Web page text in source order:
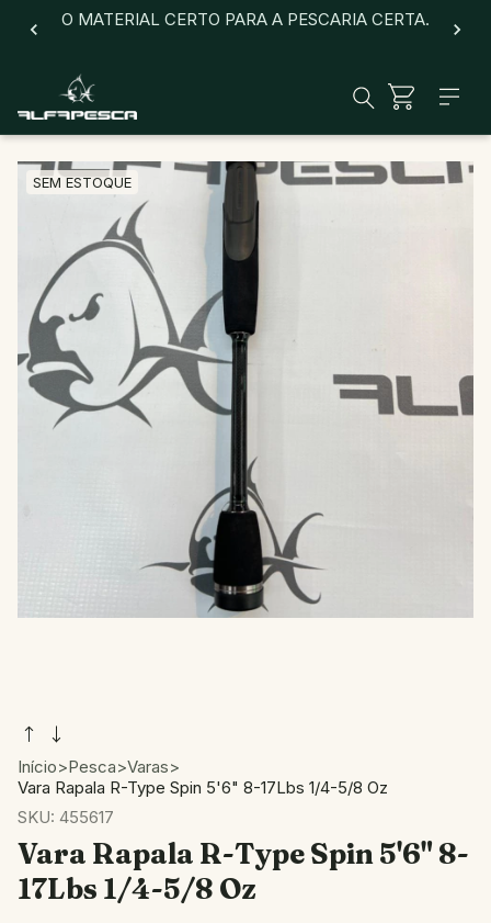
O MATERIAL CERTO PARA A PESCARIA CERTA.
SEM ESTOQUE
Início>Pesca>Varas>
Vara Rapala R-Type Spin 5'6" 8-17Lbs 1/4-5/8 Oz
SKU: 455617
Vara Rapala R-Type Spin 5'6" 8-
17Lbs 1/4-5/8 Oz